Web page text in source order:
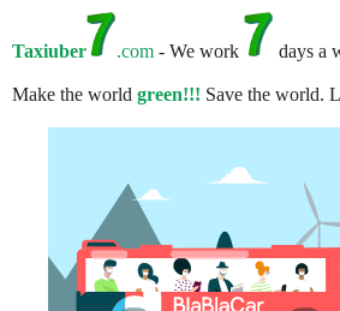
Taxiuber .com - We work days a
Make the world green!!! Save the world.